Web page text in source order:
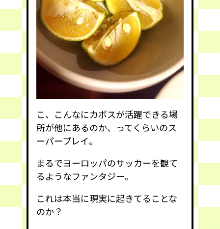
こ、こんなにカボスが活躍できる場
所が他にあるのか、ってくらいのス
ーパープレイ。
まるでヨーロッパのサッカーを観て
るようなファンタジー。
これは本当に現実に起きてることな
のか？